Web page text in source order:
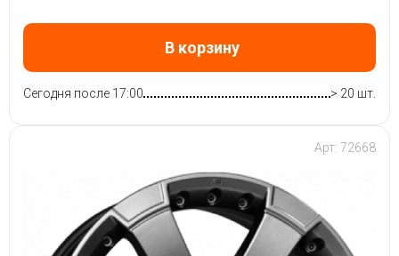
В корзину
Сегодня после 17:00 > 20 шт.
Арт: 72668